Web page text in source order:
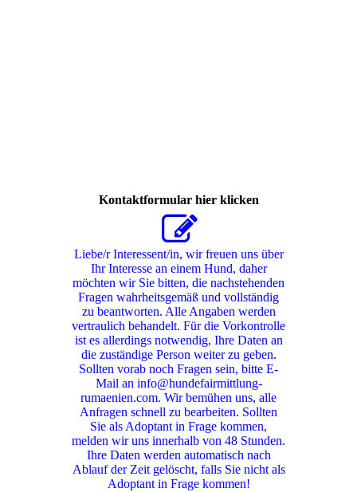
Kontaktformular hier klicken
Liebe/r Interessent/in, wir freuen uns über
Ihr Interesse an einem Hund, daher
möchten wir Sie bitten, die nachstehenden
Fragen wahrheitsgemäß und vollständig
zu beantworten. Alle Angaben werden
vertraulich behandelt. Für die Vorkontrolle
ist es allerdings notwendig, Ihre Daten an
die zuständige Person weiter zu geben.
Sollten vorab noch Fragen sein, bitte E-
Mail an info@hundefairmittlung-
rumaenien.com. Wir bemühen uns, alle
Anfragen schnell zu bearbeiten. Sollten
Sie als Adoptant in Frage kommen,
melden wir uns innerhalb von 48 Stunden.
Ihre Daten werden automatisch nach
Ablauf der Zeit gelöscht, falls Sie nicht als
Adoptant in Frage kommen!